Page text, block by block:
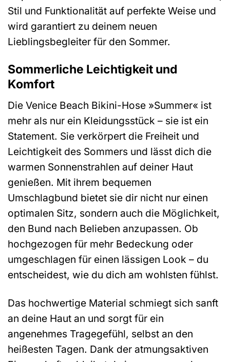
Stil und Funktionalität auf perfekte Weise und
wird garantiert zu deinem neuen
Lieblingsbegleiter für den Sommer.
Sommerliche Leichtigkeit und
Komfort
Die Venice Beach Bikini-Hose »Summer« ist
mehr als nur ein Kleidungsstück – sie ist ein
Statement. Sie verkörpert die Freiheit und
Leichtigkeit des Sommers und lässt dich die
warmen Sonnenstrahlen auf deiner Haut
genießen. Mit ihrem bequemen
Umschlagbund bietet sie dir nicht nur einen
optimalen Sitz, sondern auch die Möglichkeit,
den Bund nach Belieben anzupassen. Ob
hochgezogen für mehr Bedeckung oder
umgeschlagen für einen lässigen Look – du
entscheidest, wie du dich am wohlsten fühlst.
Das hochwertige Material schmiegt sich sanft
an deine Haut an und sorgt für ein
angenehmes Tragegefühl, selbst an den
heißesten Tagen. Dank der atmungsaktiven